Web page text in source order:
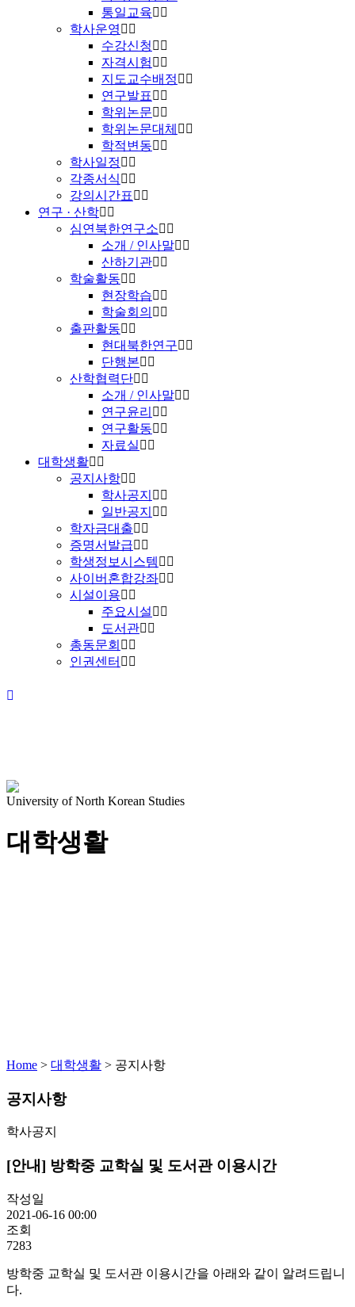
통일교육
학사운영
수강신청
자격시험
지도교수배정
연구발표
학위논문
학위논문대체
학적변동
학사일정
각종서식
강의시간표
연구 · 산학
심연북한연구소
소개 / 인사말
산하기관
학술활동
현장학습
학술회의
출판활동
현대북한연구
단행본
산학협력단
소개 / 인사말
연구윤리
연구활동
자료실
대학생활
공지사항
학사공지
일반공지
학자금대출
증명서발급
학생정보시스템
사이버혼합강좌
시설이용
주요시설
도서관
총동문회
인권센터
University of North Korean Studies
대학생활
Home > 대학생활 > 공지사항
공지사항
학사공지
[안내] 방학중 교학실 및 도서관 이용시간
작성일
2021-06-16 00:00
조회
7283
방학중 교학실 및 도서관 이용시간을 아래와 같이 알려드립니
다.